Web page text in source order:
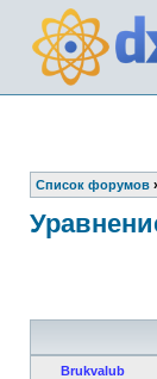
Список форумов
Brukvalub